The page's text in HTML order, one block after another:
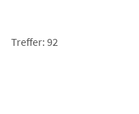
Treffer: 92